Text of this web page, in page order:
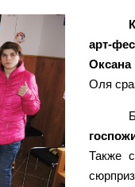
арт-
Оксана
Оля
Также